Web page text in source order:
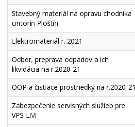
Stavebný materiál na opravu chodníka
cintorín Ploštín
Elektromateriál r. 2021
Odber, preprava odpadov a ich
likvidácia na r.2020-21
OOP a čistiace prostriedky na r.2020-21
Zabezpečenie servisných služieb pre
VPS LM